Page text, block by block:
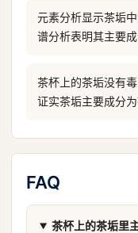
元素分析显示茶垢
谱分析表明其主要
茶杯上的茶垢没有
证实茶垢主要成分
FAQ
茶杯上的茶垢里